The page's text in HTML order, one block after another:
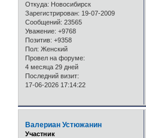
Откуда: Новосибирск
Зарегистрирован: 19-07-2009
Сообщений: 23565
Уважение: +9768
Позитив: +9358
Пол: Женский
Провел на форуме:
4 месяца 29 дней
Последний визит:
17-06-2026 17:14:22
Валериан Устюжанин
Участник